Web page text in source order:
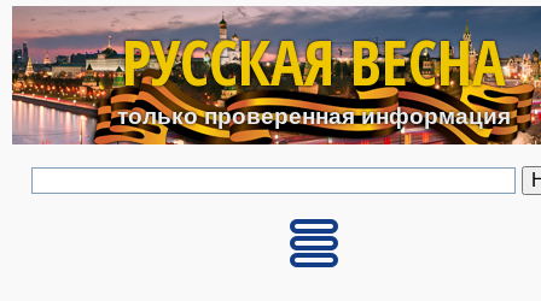
Перейти к основному
РУССКАЯ ВЕСНА
только проверенная информация